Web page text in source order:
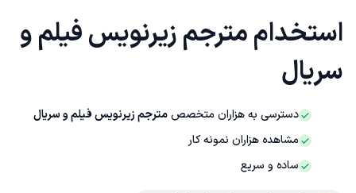
استخدام مترجم زیرنویس فیلم و
سریال
دسترسی به هزاران متخصصمترجم زیرنویس فیلم و سریال
مشاهده هزاران نمونه کار
ساده و سریع